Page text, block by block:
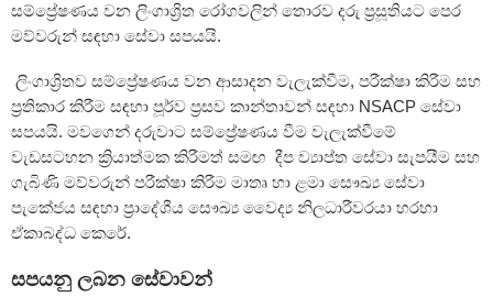
සම්ප්‍රේෂණය වන ලිංගාශ්‍රිත රෝගවලින් තොරව දරු ප්‍රසූතියට පෙර
මව්වරුන් සඳහා සේවා සපයයි.
ලිංගාශ්‍රිතව සම්ප්‍රේෂණය වන ආසාදන වැලැක්වීම, පරීක්ෂා කිරීම සහ
ප්‍රතිකාර කිරීම සඳහා පූර්ව ප්‍රසව කාන්තාවන් සඳහා NSACP සේවා
සපයයි. මවගෙන් දරුවාට සම්ප්‍රේෂණය වීම වැලැක්වීමේ
වැඩසටහන ක්‍රියාත්මක කිරීමත් සමඟ දීප ව්‍යාප්ත සේවා සැපයීම සහ
ගැබිණි මව්වරුන් පරීක්ෂා කිරීම මාතෘ හා ළමා සෞඛ්‍ය සේවා
පැකේජය සඳහා ප්‍රාදේශීය සෞඛ්‍ය වෛද්‍ය නිලධාරීවරයා හරහා
ඒකාබද්ධ කෙරේ.
සපයනු ලබන සේවාවන්